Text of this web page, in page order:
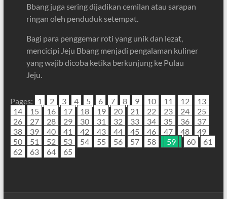
Bbang juga sering dijadikan cemilan atau sarapan
ringan oleh penduduk setempat.
Bagi para penggemar roti yang unik dan lezat,
mencicipi Jeju Bbang menjadi pengalaman kuliner
yang wajib dicoba ketika berkunjung ke Pulau
Jeju.
Pages: 1 2 3 4 5 6 7 8 9 10 11 12
13
14
15 16 17 18 19 20 21 22 23 24
25
26
27 28 29 30 31 32 33 34 35 36
37
38
39 40 41 42 43 44 45 46 47 48
49
50
51 52 53 54 55 56 57 58 59 60
61
62
63 64 65